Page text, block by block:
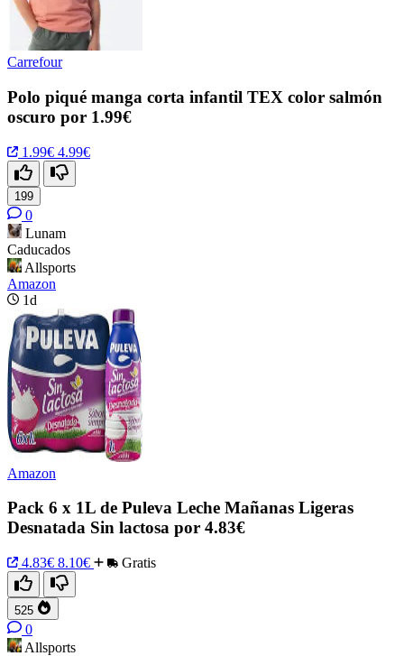
Carrefour
Polo piqué manga corta infantil TEX color salmón
oscuro por 1.99€
1.99€ 4.99€
199
0
Lunam
Caducados
Allsports
Amazon
1d
Amazon
Pack 6 x 1L de Puleva Leche Mañanas Ligeras
Desnatada Sin lactosa por 4.83€
4.83€ 8.10€ Gratis
525
0
Allsports